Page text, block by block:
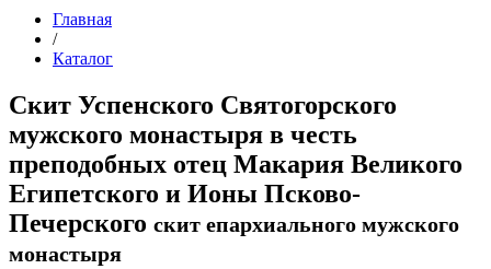
Главная
/
Каталог
Скит Успенского Святогорского
мужского монастыря в честь
преподобных отец Макария Великого
Египетского и Ионы Псково-
Печерского скит епархиального мужского
монастыря